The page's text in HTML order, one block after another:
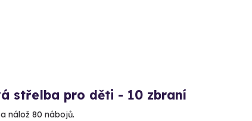
střelba pro děti - 10 zbraní
nálož 80 nábojů.